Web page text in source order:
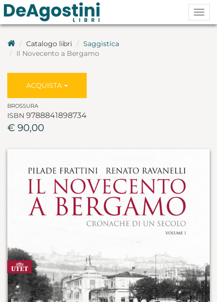
Catalogo libri
Saggistica
Il Novecento a Bergamo
ACQUISTA
BROSSURA
ISBN 9788841898734
€ 90,00